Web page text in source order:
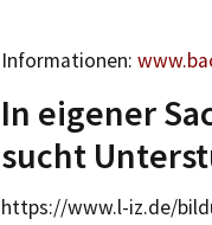
Informationen:
In eigener
sucht
https://www.l-iz.de/